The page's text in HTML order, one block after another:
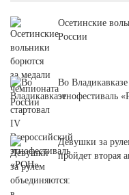
Осетинские
России
Во
этнофестиваль
Девушки за
пройдет вторая